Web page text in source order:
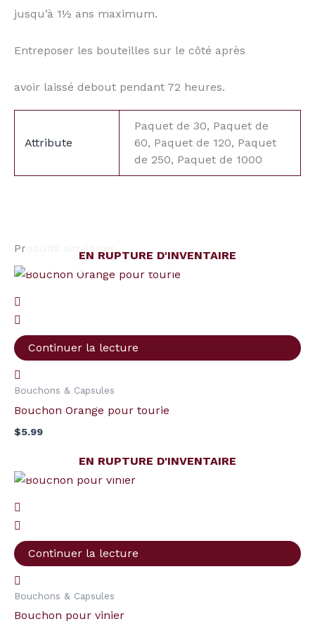
jusqu’à 1½ ans maximum.
Entreposer les bouteilles sur le côté après
avoir laissé debout pendant 72 heures.
Attribute
Paquet de 30, Paquet de
60, Paquet de 120, Paquet
de 250, Paquet de 1000
Produits similaires
EN RUPTURE D'INVENTAIRE
Continuer la lecture
Bouchons & Capsules
Bouchon Orange pour tourie
$5.99
EN RUPTURE D'INVENTAIRE
Continuer la lecture
Bouchons & Capsules
Bouchon pour vinier